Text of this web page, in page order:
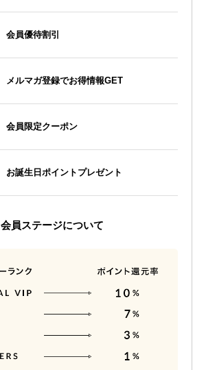
会員優待割引
メルマガ登録でお得情報GET
会員限定クーポン
お誕生日ポイントプレゼント
会員ステージについて